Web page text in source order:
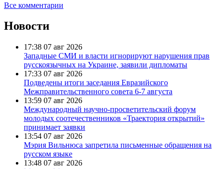
Все комментарии
Новости
17:38 07 авг 2026
Западные СМИ и власти игнорируют нарушения прав
русскоязычных на Украине, заявили дипломаты
17:33 07 авг 2026
Подведены итоги заседания Евразийского
Межправительственного совета 6-7 августа
13:59 07 авг 2026
Международный научно-просветительский форум
молодых соотечественников «Траектория открытий»
принимает заявки
13:54 07 авг 2026
Мэрия Вильнюса запретила письменные обращения на
русском языке
13:48 07 авг 2026